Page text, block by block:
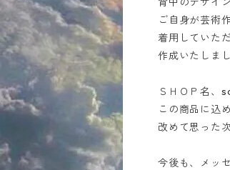
ご自身が芸術
着用していた
作成いたしま
ＳＨＯＰ名、
この商品に込
改めて思った
今後も、メッ